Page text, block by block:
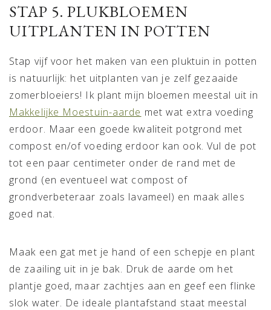
STAP 5. PLUKBLOEMEN
UITPLANTEN IN POTTEN
Stap vijf voor het maken van een pluktuin in potten
is natuurlijk: het uitplanten van je zelf gezaaide
zomerbloeiers! Ik plant mijn bloemen meestal uit in
Makkelijke Moestuin-aarde met wat extra voeding
erdoor. Maar een goede kwaliteit potgrond met
compost en/of voeding erdoor kan ook. Vul de pot
tot een paar centimeter onder de rand met de
grond (en eventueel wat compost of
grondverbeteraar zoals lavameel) en maak alles
goed nat.
Maak een gat met je hand of een schepje en plant
de zaailing uit in je bak. Druk de aarde om het
plantje goed, maar zachtjes aan en geef een flinke
slok water. De ideale plantafstand staat meestal